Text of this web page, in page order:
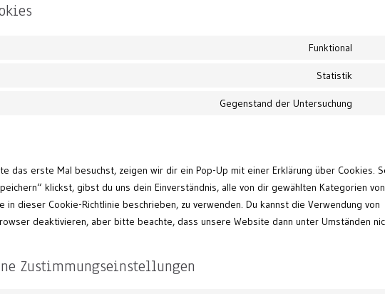
Funktional
Statistik
Gegenstand der Untersuchung
das erste Mal besuchst, zeigen wir dir ein Pop-Up mit einer Erklärung über Cookies.
klickst, gibst du uns dein Einverständnis, alle von dir gewählten Kategorien von
in dieser Cookie-Richtlinie beschrieben, zu verwenden. Du kannst die Verwendung von
deaktivieren, aber bitte beachte, dass unsere Website dann unter Umständen
Zustimmungseinstellungen